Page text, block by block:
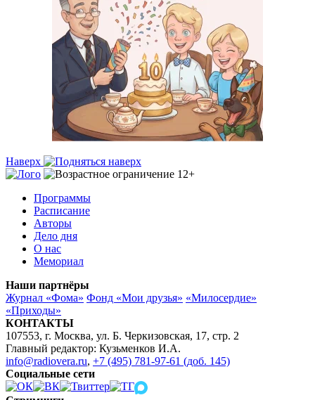
Наверх
Программы
Расписание
Авторы
Дело дня
О нас
Мемориал
Наши партнёры
Журнал «Фома» Фонд «Мои друзья» «Милосердие»
«Приходы»
КОНТАКТЫ
107553, г. Москва, ул. Б. Черкизовская, 17, стр. 2
Главный редактор: Кузьменков И.А.
info@radiovera.ru, +7 (495) 781-97-61 (доб. 145)
Социальные сети